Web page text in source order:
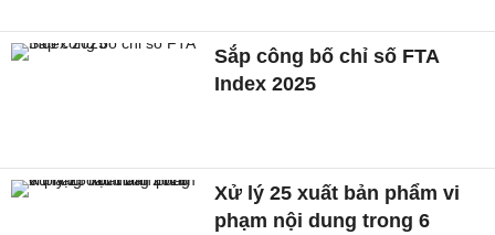
Sắp công bố chỉ số FTA
Index 2025
Xử lý 25 xuất bản phẩm vi
phạm nội dung trong 6